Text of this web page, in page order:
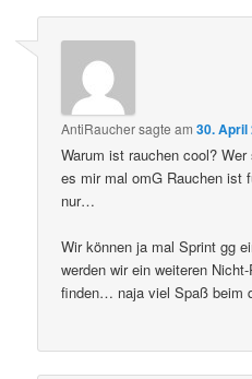
AntiRauchersagte am30. April
Warum ist rauchen cool?
es mir mal omG Rauchen ist
nur…
Wir können ja mal Sprint gg
werden wir ein weiteren
finden… naja viel Spaß beim